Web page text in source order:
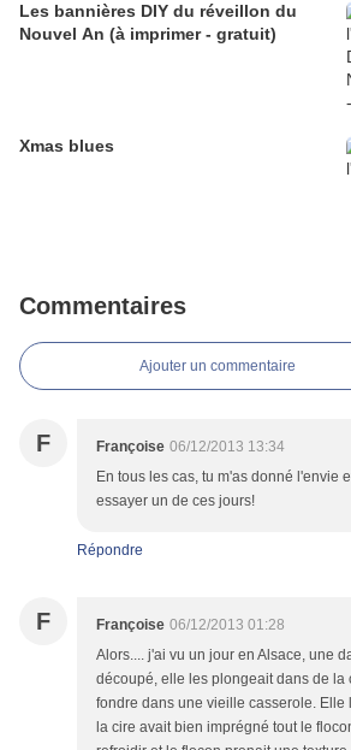
Les bannières DIY du réveillon du
Nouvel An (à imprimer - gratuit)
Xmas blues
Commentaires
Ajouter un commentaire
F Françoise 06/12/2013 13:34
En tous les cas, tu m'as donné l'envie
essayer un de ces jours!
Répondre
F Françoise 06/12/2013 01:28
Alors.... j'ai vu un jour en Alsace, une
découpé, elle les plongeait dans de la
fondre dans une vieille casserole. Elle
la cire avait bien imprégné tout le